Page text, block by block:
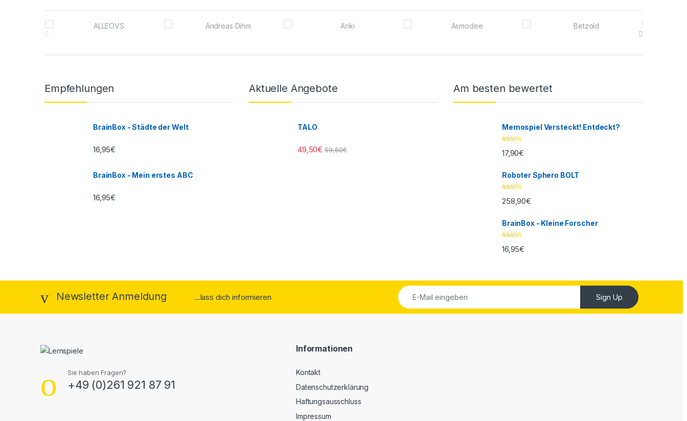
Brands Carousel
Empfehlungen
BrainBox - Städte der Welt
16,95€
BrainBox - Mein erstes ABC
16,95€
Aktuelle Angebote
TALO
49,50€ 59,50€
Am besten bewertet
Memospiel Versteckt! Entdeckt?
Bewertet mit
5.00von 5
17,90€
Roboter Sphero BOLT
Bewertet mit
5.00von 5
258,90€
BrainBox - Kleine Forscher
Bewertet mit
5.00von 5
16,95€
Newsletter Anmeldung ...lass dich informieren Sign Up
Sie haben Fragen?
+49 (0)261 921 87 91
Informationen
Kontakt
Datenschutzerklärung
Haftungsausschluss
Impressum